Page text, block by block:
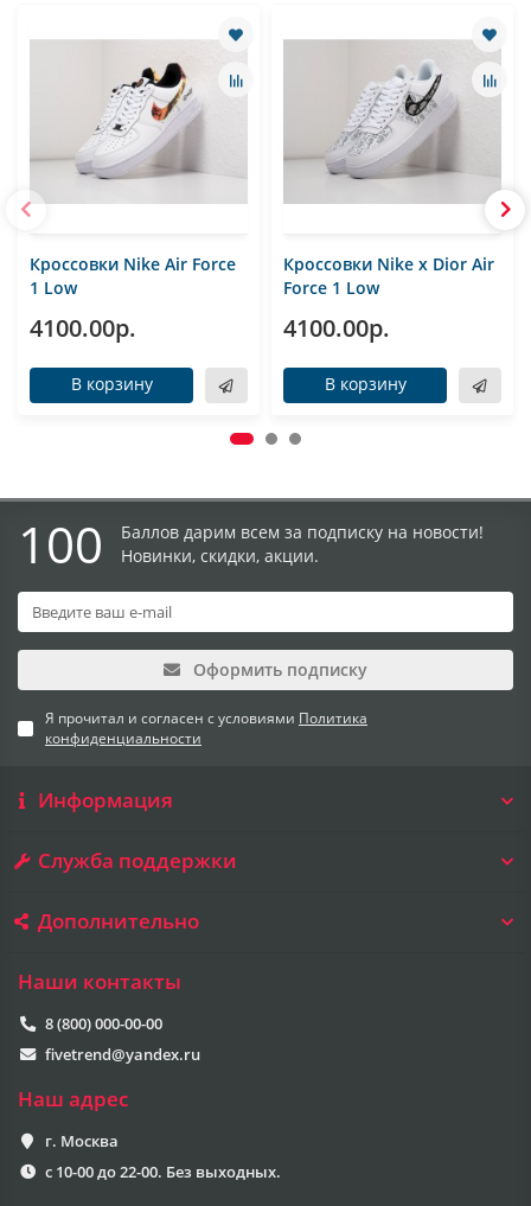
Кроссовки Nike Air Force
1 Low
4100.00р.
В корзину
Кроссовки Nike x Dior Air
Force 1 Low
4100.00р.
В корзину
100
Баллов дарим всем за подписку на новости!
Новинки, скидки, акции.
Оформить подписку
Я прочитал и согласен с условиями Политика
конфиденциальности
Информация
Служба поддержки
Дополнительно
Наши контакты
8 (800) 000-00-00
fivetrend@yandex.ru
Наш адрес
г. Москва
с 10-00 до 22-00. Без выходных.